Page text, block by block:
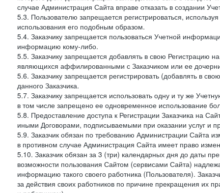
случае Администрация Сайта вправе отказать в создании
5.3. Пользователю запрещается регистрироваться,
использования его подобным образом.
5.4. Заказчику запрещается пользоваться Учетной
информацию кому-либо.
5.5. Заказчику запрещается добавлять в свою Регистрацию
являющихся аффилированными с Заказчиком или ее
5.6. Заказчику запрещается регистрировать (добавлять в
данного Заказчика.
5.7. Заказчику запрещается использовать одну и ту же
в том числе запрещено ее одновременное использование
5.8. Предоставление доступа к Регистрации Заказчика на
иными Договорами, подписываемыми при оказании услуг и
5.9. Заказчик обязан по требованию Администрации Сайта
в противном случае Администрация Сайта имеет право
5.10. Заказчик обязан за 3 (три) календарных дня до даты
возможности пользования Сайтом (сервисами Сайта)
информацию такого своего работника (Пользователя).
за действия своих работников по причине прекращения их